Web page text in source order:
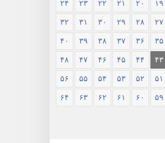
۱۹ ۲۰ ۲۱ ۲۲ ۲۳ ۲۴
۲۷ ۲۸ ۲۹ ۳۰ ۳۱ ۳۲
۳۵ ۳۶ ۳۷ ۳۸ ۳۹ ۴۰
۴۳ ۴۴ ۴۵ ۴۶ ۴۷ ۴۸
۵۱ ۵۲ ۵۳ ۵۴ ۵۵ ۵۶
۵۹ ۶۰ ۶۱ ۶۲ ۶۳ ۶۴